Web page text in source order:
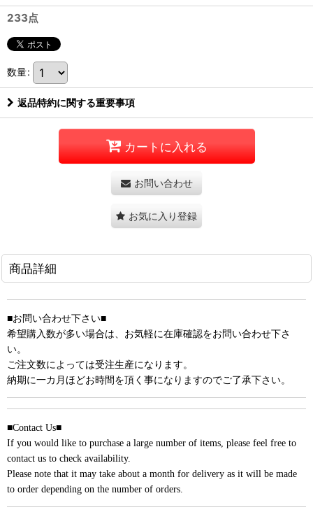
233点
数量:
返品特約に関する重要事項
カートに入れる
お問い合わせ
お気に入り登録
商品詳細
■お問い合わせ下さい■
希望購入数が多い場合は、お気軽に在庫確認をお問い合わせ下さ
い。
ご注文数によっては受注生産になります。
納期に一カ月ほどお時間を頂く事になりますのでご了承下さい。
■Contact Us■
If you would like to purchase a large number of items, please feel free to
contact us to check availability.
Please note that it may take about a month for delivery as it will be made
to order depending on the number of orders.